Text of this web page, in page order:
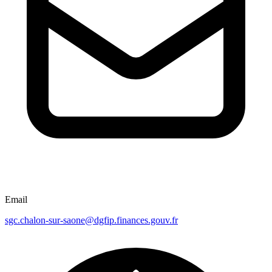
Email
sgc.chalon-sur-saone@dgfip.finances.gouv.fr